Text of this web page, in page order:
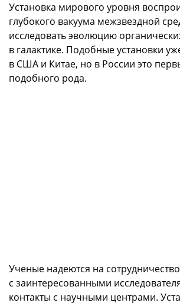
Установка мирового уровня
глубокого вакуума межзвездной
исследовать эволюцию
в галактике. Подобные установки
в США и Китае, но в России это
подобного рода.
Ученые надеются на сотрудничество
с заинтересованными
контакты с научными центрами.